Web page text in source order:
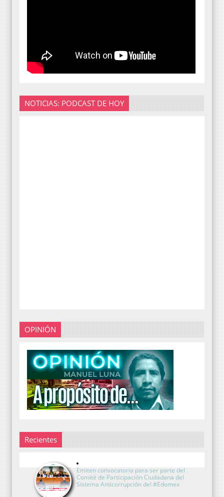
NOTICIAS: PODCAST DE HOY
OPINIÓN
Recientes
Emiten convocatoria para ser parte del
Comité de Participación Ciudadana del
Sistema Anticorrupción del #Edomex